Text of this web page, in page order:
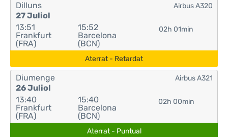
Dilluns
27 Juliol
13:51
Frankfurt
(FRA)
15:52
Barcelona
(BCN)
02h 01min
Airbus A320
Aterrat - Retardat
Diumenge
26 Juliol
13:40
Frankfurt
(FRA)
15:40
Barcelona
(BCN)
02h 00min
Airbus A321
Aterrat - Puntual